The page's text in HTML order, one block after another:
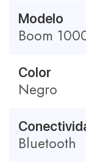
Modelo
Boom
Color
Negro
Bluetooth